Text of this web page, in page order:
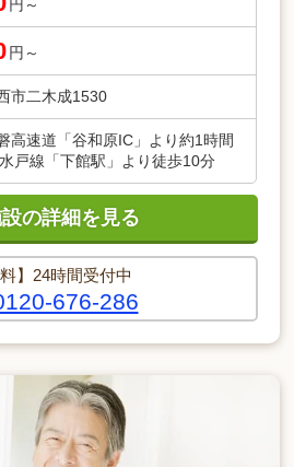
円～
円～
市二木成1530
高速道「谷和原IC」より約1時間
戸線「下館駅」より徒歩10分
料】24時間受付中
676-286
の詳細を見る